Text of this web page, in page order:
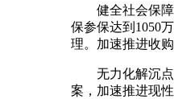
健全社会保障系
保参保达到1050
理。加速推进收
无力化解沉点范
案，加速推进现